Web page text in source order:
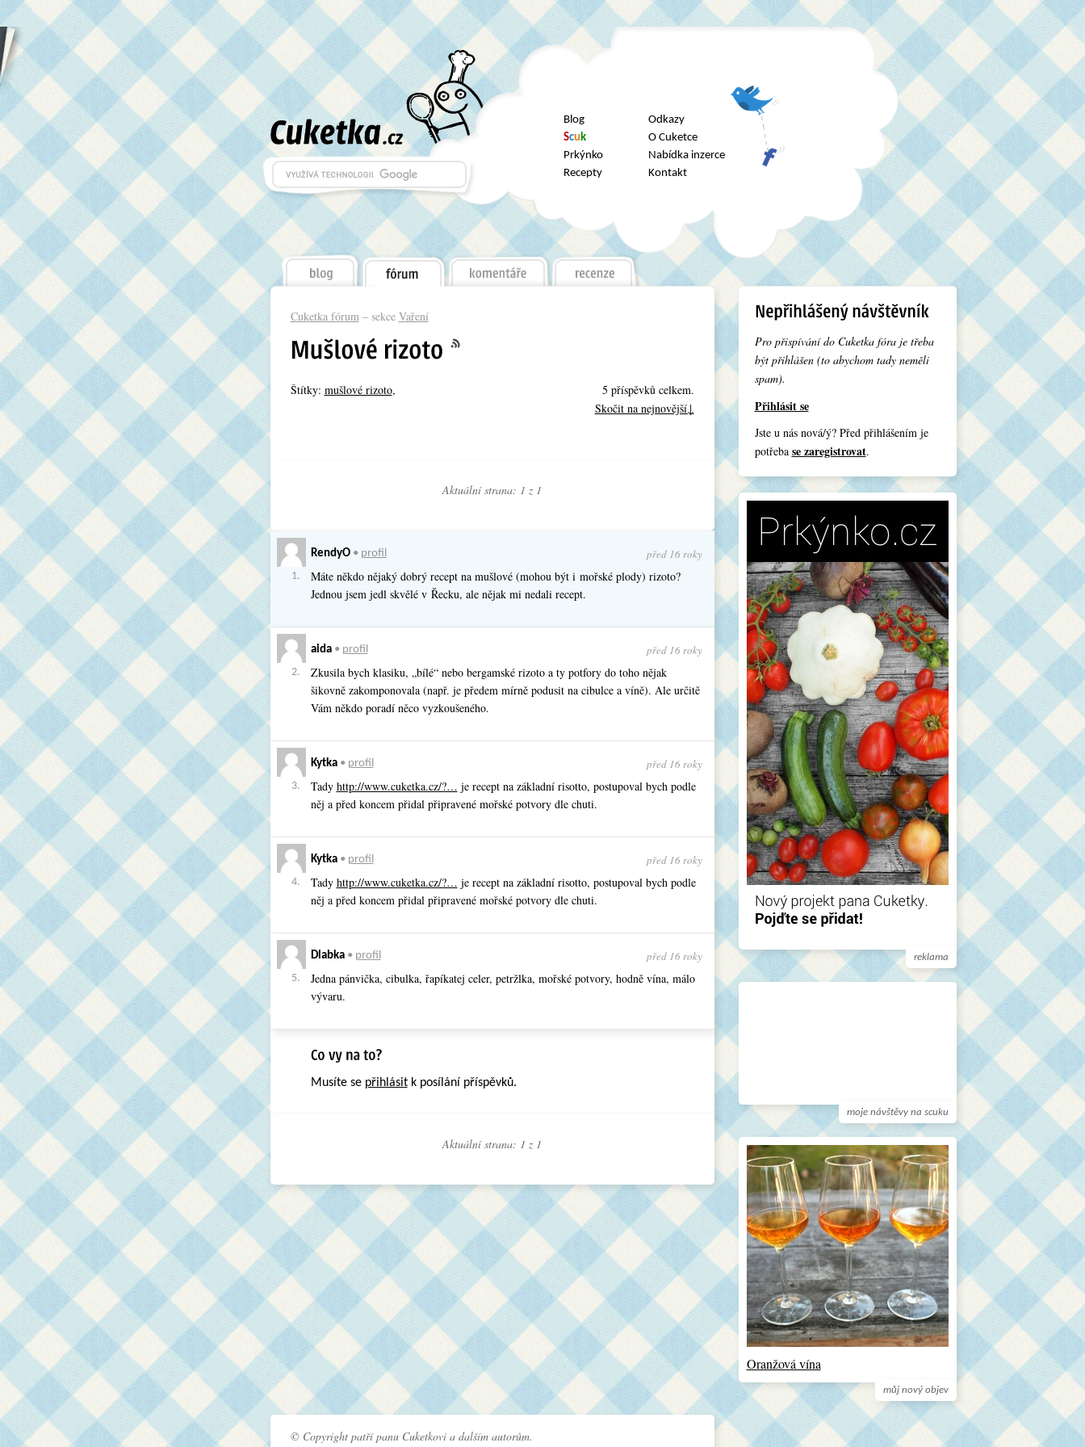
Blog
Scuk
Prkýnko
Recepty
Odkazy
O Cuketce
Nabídka inzerce
Kontakt
Cuketka fórum– sekce Vaření
Štítky: mušlové rizoto,
5 příspěvků celkem.
Skočit na nejnovější↓
Aktuální strana: 1 z 1
1.
RendyO• profil před 16 roky
Máte někdo nějaký dobrý recept na mušlové (mohou být i mořské plody) rizoto?
Jednou jsem jedl skvělé v Řecku, ale nějak mi nedali recept.
2.
aida• profil před 16 roky
Zkusila bych klasiku, „bílé“ nebo bergamské rizoto a ty potfory do toho nějak
šikovně zakomponovala (např. je předem mírně podusit na cibulce a víně). Ale určitě
Vám někdo poradí něco vyzkoušeného.
3.
Kytka• profil před 16 roky
Tady http://www.cuketka.cz/?… je recept na základní risotto, postupoval bych podle
něj a před koncem přidal připravené mořské potvory dle chuti.
4.
Kytka• profil před 16 roky
Tady http://www.cuketka.cz/?… je recept na základní risotto, postupoval bych podle
něj a před koncem přidal připravené mořské potvory dle chuti.
5.
Dlabka• profil před 16 roky
Jedna pánvička, cibulka, řapíkatej celer, petržlka, mořské potvory, hodně vína, málo
vývaru.
Musíte se přihlásitk posílání příspěvků.
Aktuální strana: 1 z 1
Pro přispívání do Cuketka fóra je třeba
být přihlášen (to abychom tady neměli
spam).
Přihlásit se
Jste u nás nová/ý? Před přihlášením je
potřeba se zaregistrovat.
reklama
moje návštěvy na scuku
můj nový objev
Oranžová vína
© Copyright patří panu Cuketkovi a dalším autorům.